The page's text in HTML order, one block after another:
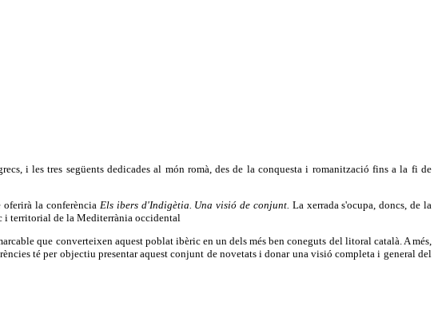
i les tres següents dedicades al món romà, des de la conquesta i romanització fins a la fi de
la conferència Els ibers d'Indigètia. Una visió de conjunt. La xerrada s'ocupa, doncs, de la
i territorial de la Mediterrània occidental
que converteixen aquest poblat ibèric en un dels més ben coneguts del litoral català. A més,
té per objectiu presentar aquest conjunt de novetats i donar una visió completa i general del